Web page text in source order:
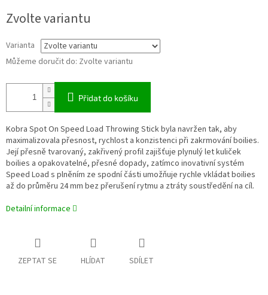
cena:
Zvolte variantu
Varianta
Můžeme doručit do: Zvolte variantu
Přidat do košíku
Kobra Spot On Speed Load Throwing Stick byla navržen tak, aby
maximalizovala přesnost, rychlost a konzistenci při zakrmování boilies.
Její přesně tvarovaný, zakřivený profil zajišťuje plynulý let kuliček
boilies a opakovatelné, přesné dopady, zatímco inovativní systém
Speed Load s plněním ze spodní části umožňuje rychle vkládat boilies
až do průměru 24 mm bez přerušení rytmu a ztráty soustředění na cíl.
Detailní informace
ZEPTAT SE HLÍDAT SDÍLET